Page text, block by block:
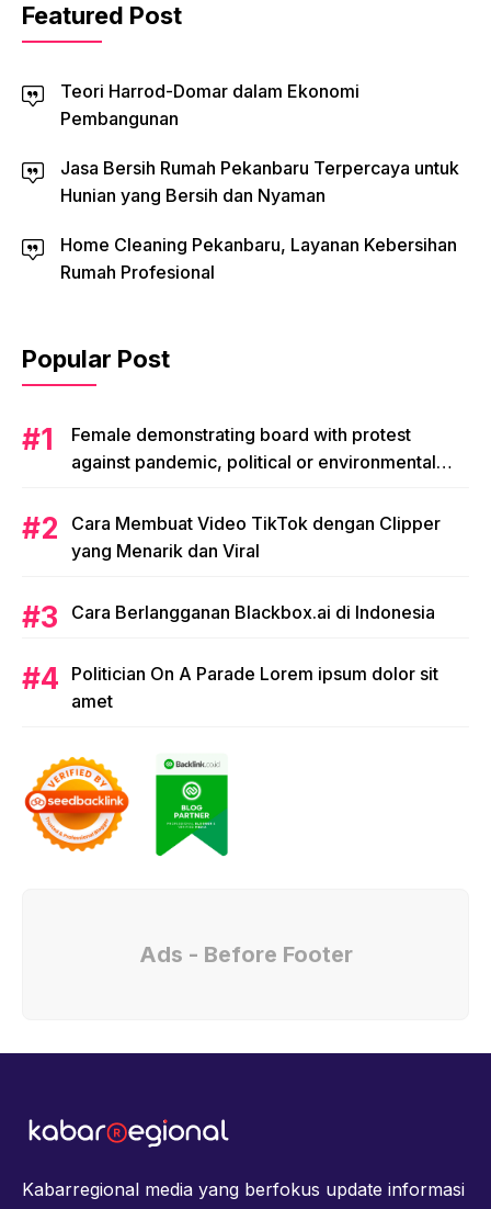
Featured Post
Teori Harrod-Domar dalam Ekonomi
Pembangunan
Jasa Bersih Rumah Pekanbaru Terpercaya untuk
Hunian yang Bersih dan Nyaman
Home Cleaning Pekanbaru, Layanan Kebersihan
Rumah Profesional
Popular Post
Female demonstrating board with protest
against pandemic, political or environmental
Cara Membuat Video TikTok dengan Clipper
yang Menarik dan Viral
Cara Berlangganan Blackbox.ai di Indonesia
Politician On A Parade Lorem ipsum dolor sit
amet
Ads - Before Footer
Kabarregional media yang berfokus update informasi